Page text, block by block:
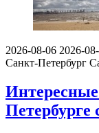
2026-08-06 2026-
Санкт-Петербург
Петербурге